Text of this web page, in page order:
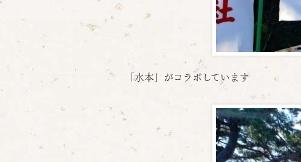
「水本」がコラボしています